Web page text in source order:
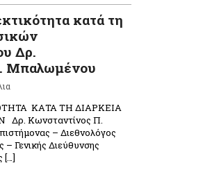
κατά τη
Δρ.
Μπαλωμένου
ΚΑΤΑ ΤΗ ΔΙΑΡΚΕΙΑ
Κωνσταντίνος Π.
– Διεθνολόγος
Γενικής Διεύθυνσης
[…]